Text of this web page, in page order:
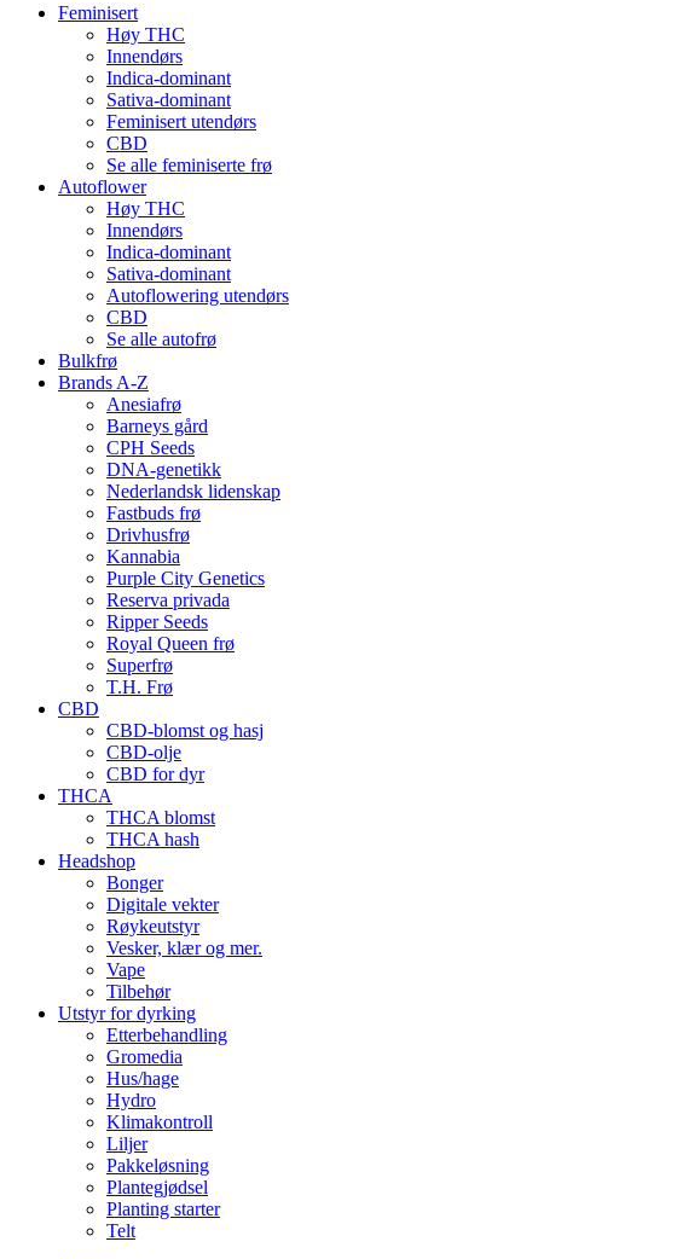
Feminisert
Høy THC
Innendørs
Indica-dominant
Sativa-dominant
Feminisert utendørs
CBD
Se alle feminiserte frø
Autoflower
Høy THC
Innendørs
Indica-dominant
Sativa-dominant
Autoflowering utendørs
CBD
Se alle autofrø
Bulkfrø
Brands A-Z
Anesiafrø
Barneys gård
CPH Seeds
DNA-genetikk
Nederlandsk lidenskap
Fastbuds frø
Drivhusfrø
Kannabia
Purple City Genetics
Reserva privada
Ripper Seeds
Royal Queen frø
Superfrø
T.H. Frø
CBD
CBD-blomst og hasj
CBD-olje
CBD for dyr
THCA
THCA blomst
THCA hash
Headshop
Bonger
Digitale vekter
Røykeutstyr
Vesker, klær og mer.
Vape
Tilbehør
Utstyr for dyrking
Etterbehandling
Gromedia
Hus/hage
Hydro
Klimakontroll
Liljer
Pakkeløsning
Plantegjødsel
Planting starter
Telt